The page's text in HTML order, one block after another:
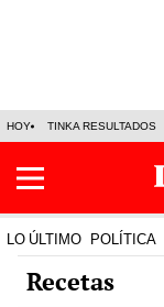
HOY TINKA RESULTADOS
LO ÚLTIMO POLÍTICA
Recetas